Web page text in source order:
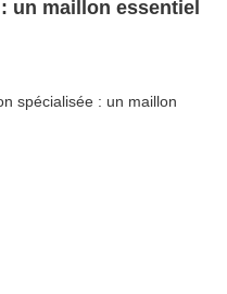
un maillon essentiel